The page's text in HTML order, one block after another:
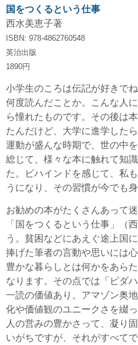
国をつくるという仕事
西水美恵子著
ISBN: 978-4862760548
英治出版
1890円
小学生のころは伝記が好きで
何度読んだことか。こんな人
ら憧れたものです。その後は
たんだけど、大学に進学した
運動が盛んな時期で、世の中
総じて、様々な本に触れて知
た。ビハインドを感じて、私
うになり、その習慣が今でも
お勧めの本がたくさんあって
「国をつくるという仕事」（
う。貧困などにあえぐ途上国
捧げた筆者の言動や思いには
豊かな暮らしとは何かをあら
なります。その点では「ピダ
一読の価値あり。アマゾン奥
化や価値観のユニークさを綴
人の営みの豊かさって、凝り
いがちですが、それがすべて